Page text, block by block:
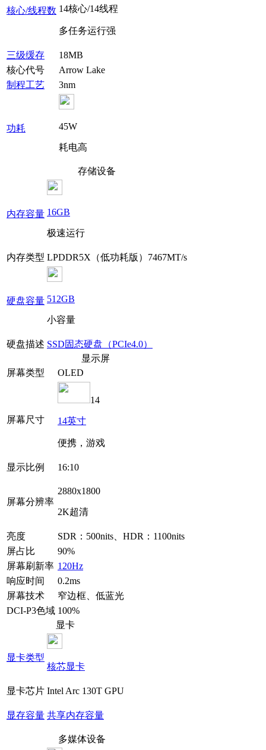
核心/线程数 14核心/14线程
多任务运行强
三级缓存
18MB
核心代号
Arrow Lake
制程工艺
3nm
功耗 45W
耗电高
存储设备
内存容量 16GB
极速运行
内存类型 LPDDR5X（低功耗版）7467MT/s
硬盘容量 512GB
小容量
硬盘描述 SSD固态硬盘（PCIe4.0）
显示屏
屏幕类型
OLED
屏幕尺寸
14
14英寸
便携，游戏
显示比例 16:10
屏幕分辨率
2880x1800
2K超清
亮度
SDR：500nits、HDR：1100nits
屏占比
90%
屏幕刷新率 120Hz
响应时间
0.2ms
屏幕技术
窄边框、低蓝光
DCI-P3色域 100%
显卡
显卡类型
核芯显卡
显卡芯片 Intel Arc 130T GPU
显存容量 共享内存容量
多媒体设备